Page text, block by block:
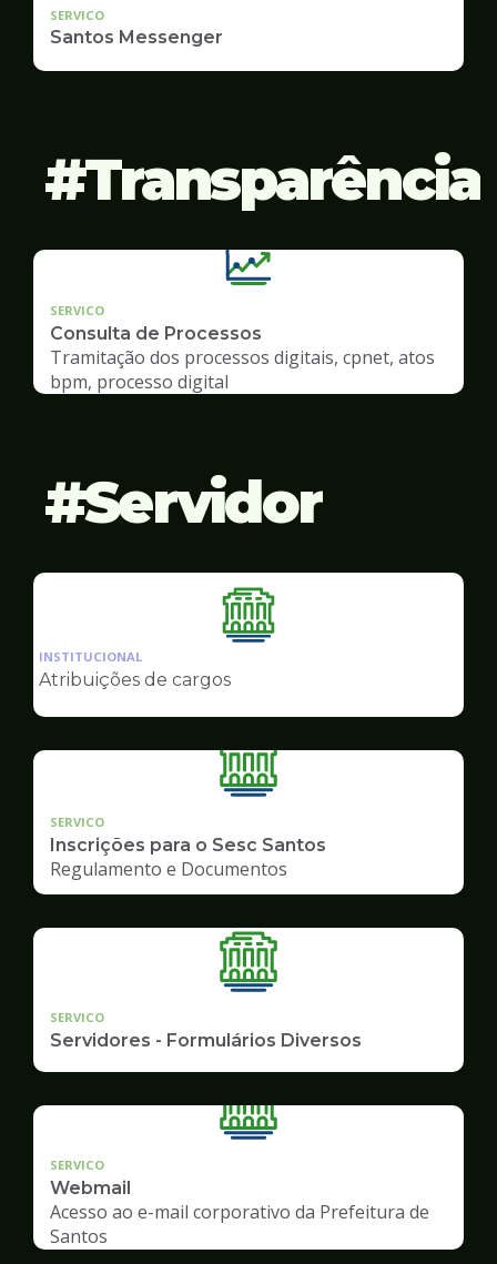
SERVICO
Santos Messenger
Transparência
SERVICO
Consulta de Processos
Tramitação dos processos digitais, cpnet, atos
bpm, processo digital
Servidor
Ilustração
da
Servidor
INSTITUCIONAL
Atribuições de cargos
SERVICO
Inscrições para o Sesc Santos
Regulamento e Documentos
SERVICO
Servidores - Formulários Diversos
SERVICO
Webmail
Acesso ao e-mail corporativo da Prefeitura de
Santos